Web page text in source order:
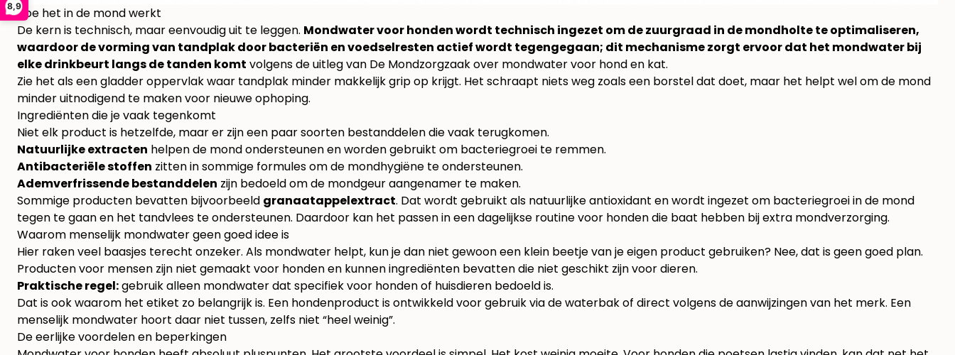
8,9Hoe het in de mond werkt
De kern is technisch, maar eenvoudig uit te leggen. Mondwater voor honden wordt technisch ingezet om de zuurgraad in de mondholte te optimaliseren,
waardoor de vorming van tandplak door bacteriën en voedselresten actief wordt tegengegaan; dit mechanisme zorgt ervoor dat het mondwater bij
elke drinkbeurt langs de tanden komt volgensde uitleg van De Mondzorgzaak over mondwater voor hond en kat.
Zie het als een gladder oppervlak waar tandplak minder makkelijk grip op krijgt. Het schraapt niets weg zoals een borstel dat doet, maar het helpt wel om de mond
minder uitnodigend te maken voor nieuwe ophoping.
Ingrediënten die je vaak tegenkomt
Niet elk product is hetzelfde, maar er zijn een paar soorten bestanddelen die vaak terugkomen.
Natuurlijke extracten helpen de mond ondersteunen en worden gebruikt om bacteriegroei te remmen.
Antibacteriële stoffen zitten in sommige formules om de mondhygiëne te ondersteunen.
Ademverfrissende bestanddelen zijn bedoeld om de mondgeur aangenamer te maken.
Sommige producten bevatten bijvoorbeeld granaatappelextract. Dat wordt gebruikt als natuurlijke antioxidant en wordt ingezet om bacteriegroei in de mond
tegen te gaan en het tandvlees te ondersteunen. Daardoor kan het passen in een dagelijkse routine voor honden die baat hebben bij extra mondverzorging.
Waarom menselijk mondwater geen goed idee is
Hier raken veel baasjes terecht onzeker. Als mondwater helpt, kun je dan niet gewoon een klein beetje van je eigen product gebruiken? Nee, dat is geen goed plan.
Producten voor mensen zijn niet gemaakt voor honden en kunnen ingrediënten bevatten die niet geschikt zijn voor dieren.
Praktische regel:gebruik alleen mondwater dat specifiek voor honden of huisdieren bedoeld is.
Dat is ook waarom het etiket zo belangrijk is. Een hondenproduct is ontwikkeld voor gebruik via de waterbak of direct volgens de aanwijzingen van het merk. Een
menselijk mondwater hoort daar niet tussen, zelfs niet “heel weinig”.
De eerlijke voordelen en beperkingen